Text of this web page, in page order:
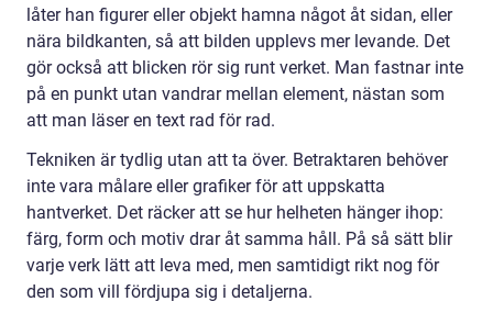
låter han figurer eller objekt hamna något åt sidan, eller
nära bildkanten, så att bilden upplevs mer levande. Det
gör också att blicken rör sig runt verket. Man fastnar inte
på en punkt utan vandrar mellan element, nästan som
att man läser en text rad för rad.
Tekniken är tydlig utan att ta över. Betraktaren behöver
inte vara målare eller grafiker för att uppskatta
hantverket. Det räcker att se hur helheten hänger ihop:
färg, form och motiv drar åt samma håll. På så sätt blir
varje verk lätt att leva med, men samtidigt rikt nog för
den som vill fördjupa sig i detaljerna.